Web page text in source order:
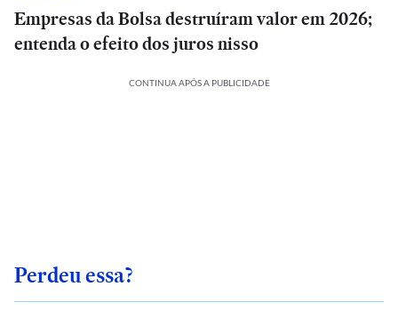
Empresas da Bolsa destruíram valor em 2026;
entenda o efeito dos juros nisso
CONTINUA APÓS A PUBLICIDADE
Perdeu essa?